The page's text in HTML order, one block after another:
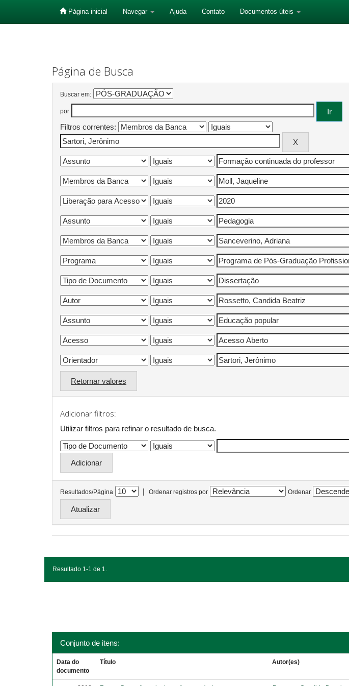
Página inicial Navegar Ajuda Contato Documentos úteis
Página de Busca
Buscar em:
por
Filtros correntes:
Retornar valores
Adicionar filtros:
Utilizar filtros para refinar o resultado de busca.
Resultados/Página | Ordenar registros por Ordenar
Resultado 1-1 de 1.
Conjunto de itens:
Data do
documento
Título Autor(es)